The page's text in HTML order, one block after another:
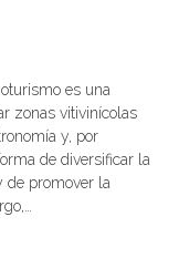
es una
zonas vitivinícolas
y, por
de diversificar la
de promover la